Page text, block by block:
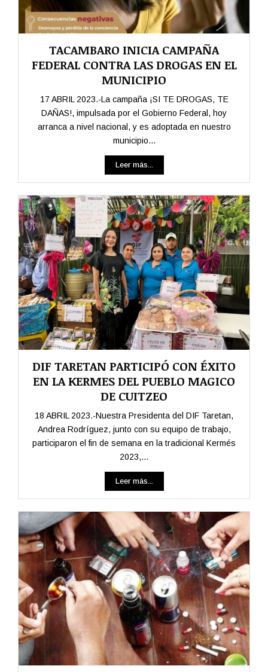
TACAMBARO INICIA CAMPAÑA
FEDERAL CONTRA LAS DROGAS EN EL
MUNICIPIO
17 ABRIL 2023.-La campaña ¡SI TE DROGAS, TE
DAÑAS!, impulsada por el Gobierno Federal, hoy
arranca a nivel nacional, y es adoptada en nuestro
municipio...
Leer más...
DIF TARETAN PARTICIPÓ CON ÉXITO
EN LA KERMES DEL PUEBLO MAGICO
DE CUITZEO
18 ABRIL 2023.-Nuestra Presidenta del DIF Taretan,
Andrea Rodríguez, junto con su equipo de trabajo,
participaron el fin de semana en la tradicional Kermés
2023,...
Leer más...